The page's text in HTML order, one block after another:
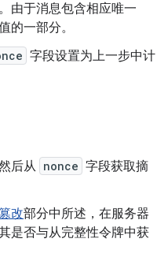
由于消息包含相应唯一
的一部分。
字段设置为上一步中计
后从 nonce 字段获取摘
改部分中所述，在服务器
是否与从完整性令牌中获